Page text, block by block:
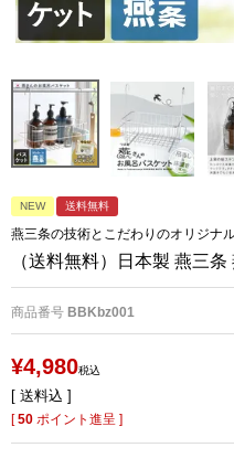
NEW 送料無料
燕三条の技術とこだわりのオリジナ
（送料無料）日本製 燕三
商品番号 BBKbz001
¥4,980税込
送料込
[50 ポイント進呈 ]